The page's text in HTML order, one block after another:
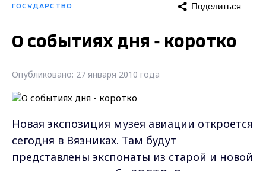
ГОСУДАРСТВО Поделиться
О событиях дня - коротко
Опубликовано: 27 января 2010 года
Новая экспозиция музея авиации откроется
сегодня в Вязниках. Там будут
представлены экспонаты из старой и новой